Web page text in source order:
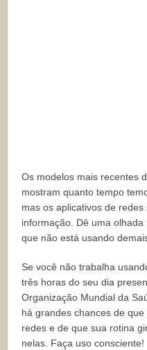
Os modelos mais recentes
mostram quanto tempo
mas os aplicativos de
informação. Dê uma
que não está usando
Se você não trabalha
três horas do seu dia
Organização Mundial da
há grandes chances de
redes e de que sua rotina
nelas. Faça uso consciente!